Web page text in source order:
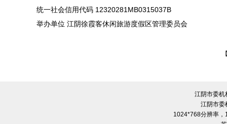
统一社会信用代码 12320281MB0315037B
举办单位 江阴徐霞客休闲旅游度假区管理委员会
江阴市委机
江阴市委
1024*768分辨率，